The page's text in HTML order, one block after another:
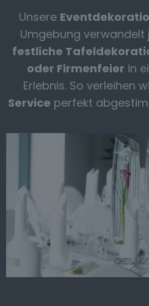
Unsere
Umgebung verwandelt
festliche
oder Firmenfeier in
Erlebnis. So verleihen
Service perfekt